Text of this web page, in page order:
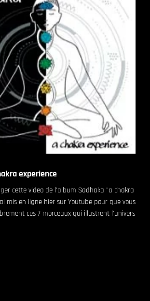
experience
cette video de l'album Sadhaka "a chakra
mis en ligne hier sur Youtube pour que vous
ces 7 morceaux qui illustrent l'univers